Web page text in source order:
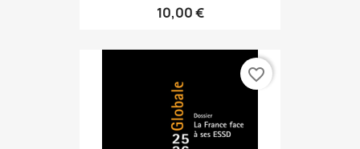
10,00 €
favorite_border